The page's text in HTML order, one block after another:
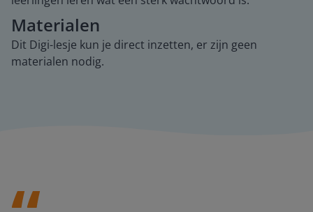
Materialen
Dit Digi-lesje kun je direct inzetten, er zijn geen
materialen nodig.